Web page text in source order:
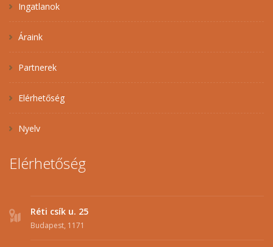
Ingatlanok
Áraink
Partnerek
Elérhetőség
Nyelv
Elérhetőség
Réti csík u. 25
Budapest, 1171